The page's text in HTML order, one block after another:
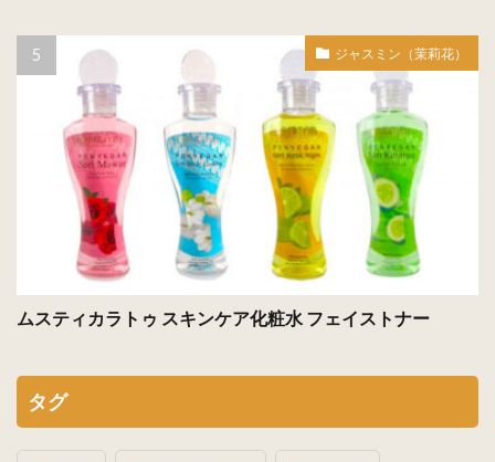
ジャスミン（茉莉花）
ムスティカラトゥ スキンケア化粧水 フェイストナー
タグ